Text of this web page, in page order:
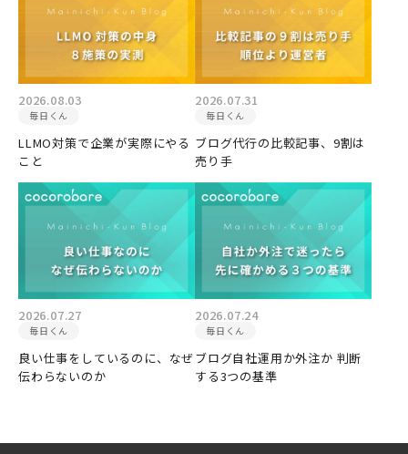
2026.08.03
毎日くん
LLMO対策で企業が実際にやる
こと
2026.07.31
毎日くん
ブログ代行の比較記事、9割は
売り手
2026.07.27
毎日くん
良い仕事をしているのに、なぜ
伝わらないのか
2026.07.24
毎日くん
ブログ自社運用か外注か 判断
する3つの基準